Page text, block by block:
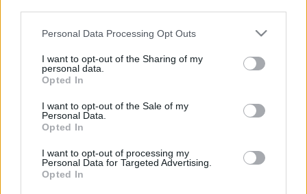
Please note that this website/app uses one or more Google
not limited to your visit or usage behaviour. You may click to
grant or deny consent to Google and its third-party tags to
use your data for below specified purposes in below Google
consent section.
Personal Data Processing Opt Outs
I want to opt-out of the Sharing of my
personal data.
Opted In
I want to opt-out of the Sale of my
Personal Data.
Opted In
I want to opt-out of processing my
Personal Data for Targeted Advertising.
Opted In
Könyvkritika: Emma Marriott:
Királynők és királynék a történelem
viharában (2020)
A koronának ára van
A koronának ára van. Megkapsz mindent, de oda kell
nincs magánéleted, helyt kell állnod a politika napi
szennyében, el kell igazodnod az udvari intrikákban,